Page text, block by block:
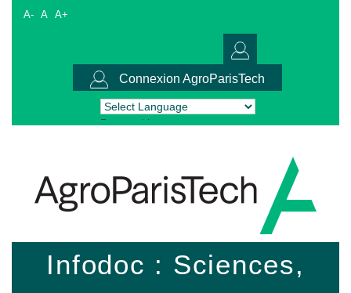
A- A A+
Connexion AgroParisTech
Powered by Translate
Infodoc : Sciences,